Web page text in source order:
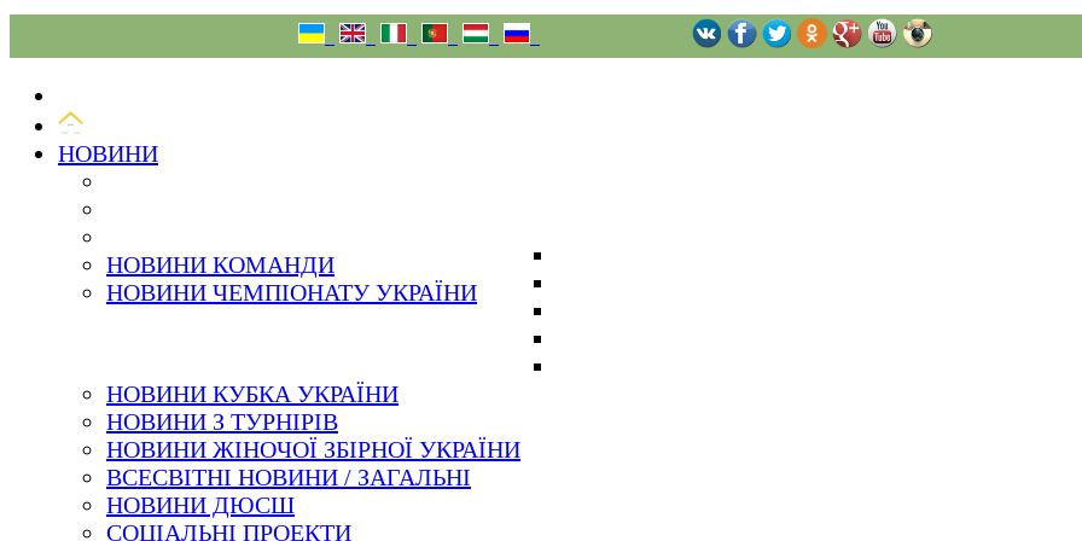
НОВИНИ
НОВИНИ КОМАНДИ
НОВИНИ ЧЕМПІОНАТУ УКРАЇНИ
НОВИНИ КУБКА УКРАЇНИ
НОВИНИ З ТУРНІРІВ
НОВИНИ ЖІНОЧОЇ ЗБІРНОЇ УКРАЇНИ
ВСЕСВІТНІ НОВИНИ / ЗАГАЛЬНІ
НОВИНИ ДЮСШ
СОЦІАЛЬНІ ПРОЕКТИ